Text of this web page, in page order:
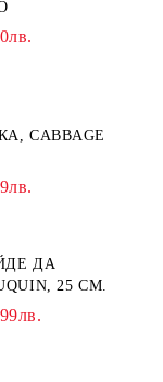
CABBAGE
ДА
25 СМ.